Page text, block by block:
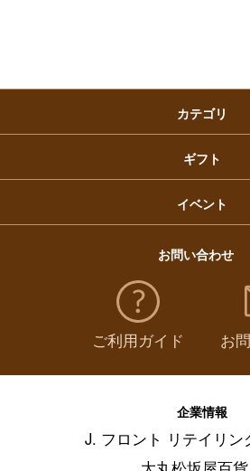
カテゴリ
ギフト
イベント
福袋
お問い合わせ
ご利用ガイド お
企業情報
J. フロント リテイリン